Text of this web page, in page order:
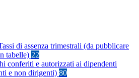
di assenza trimestrali (da pubblicare
tabelle) 22
conferiti e autorizzati ai dipendenti
e non dirigenti) 80